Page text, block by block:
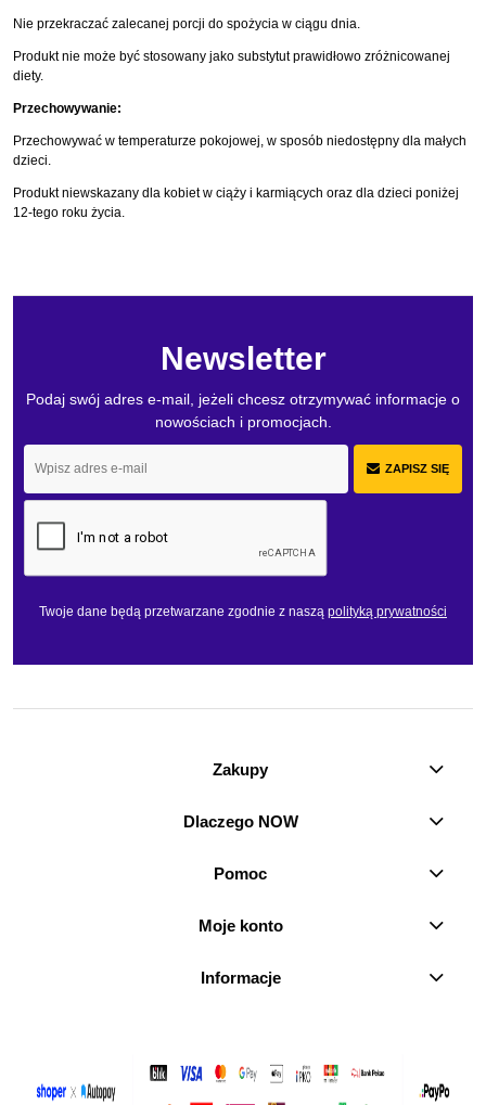
Nie przekraczać zalecanej porcji do spożycia w ciągu dnia.
Produkt nie może być stosowany jako substytut prawidłowo zróżnicowanej
diety.
Przechowywanie:
Przechowywać w temperaturze pokojowej, w sposób niedostępny dla małych
dzieci.
Produkt niewskazany dla kobiet w ciąży i karmiących oraz dla dzieci poniżej
12-tego roku życia.
Newsletter
Podaj swój adres e-mail, jeżeli chcesz otrzymywać informacje o
nowościach i promocjach.
ZAPISZ SIĘ
Twoje dane będą przetwarzane zgodnie z naszą polityką prywatności
Zakupy
Dlaczego NOW
Pomoc
Moje konto
Informacje